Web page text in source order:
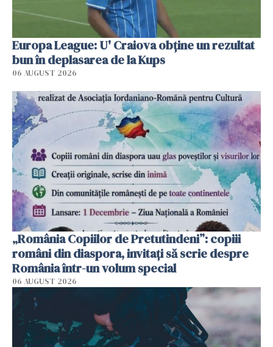
Europa League: U' Craiova obține un rezultat
bun în deplasarea de la Kups
06 AUGUST 2026
„România Copiilor de Pretutindeni”: copiii
români din diaspora, invitați să scrie despre
România într-un volum special
06 AUGUST 2026